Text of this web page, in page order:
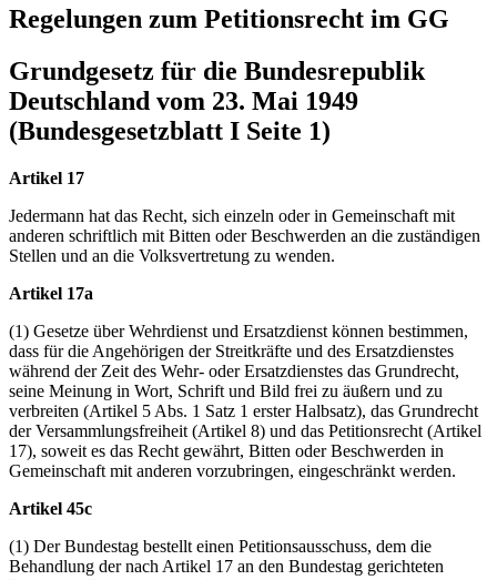
Regelungen zum Petitionsrecht im GG
Grundgesetz für die Bundesrepublik
Deutschland vom 23. Mai 1949
(Bundesgesetzblatt I Seite 1)
Artikel 17
Jedermann hat das Recht, sich einzeln oder in Gemeinschaft mit
anderen schriftlich mit Bitten oder Beschwerden an die zuständigen
Stellen und an die Volksvertretung zu wenden.
Artikel 17a
(1) Gesetze über Wehrdienst und Ersatzdienst können bestimmen,
dass für die Angehörigen der Streitkräfte und des Ersatzdienstes
während der Zeit des Wehr- oder Ersatzdienstes das Grundrecht,
seine Meinung in Wort, Schrift und Bild frei zu äußern und zu
verbreiten (Artikel 5 Abs. 1 Satz 1 erster Halbsatz), das Grundrecht
der Versammlungsfreiheit (Artikel 8) und das Petitionsrecht (Artikel
17), soweit es das Recht gewährt, Bitten oder Beschwerden in
Gemeinschaft mit anderen vorzubringen, eingeschränkt werden.
Artikel 45c
(1) Der Bundestag bestellt einen Petitionsausschuss, dem die
Behandlung der nach Artikel 17 an den Bundestag gerichteten